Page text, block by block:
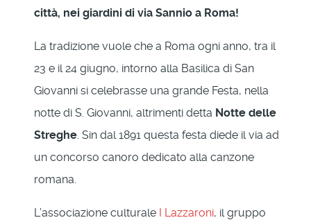
città, nei giardini di via Sannio a Roma!
La tradizione vuole che a Roma ogni anno, tra il
23 e il 24 giugno, intorno alla Basilica di San
Giovanni si celebrasse una grande Festa, nella
notte di S. Giovanni, altrimenti detta Notte delle
Streghe. Sin dal 1891 questa festa diede il via ad
un concorso canoro dedicato alla canzone
romana.
L’associazione culturale I Lazzaroni, il gruppo